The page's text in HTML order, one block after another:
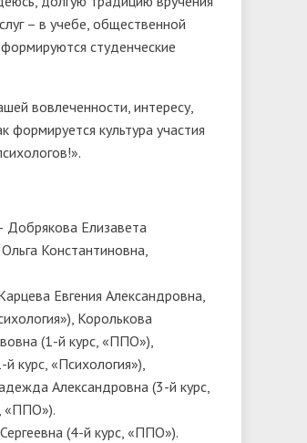
– в учебе, общественной
студенческие
вовлеченности, интересу,
культура участия
Добрякова Елизавета
Константиновна,
Евгения Александровна,
Королькова
(1-й курс, «ППО»),
курс, «Психология»),
Александровна (3-й курс,
«ППО»).
(4-й курс, «ППО»).